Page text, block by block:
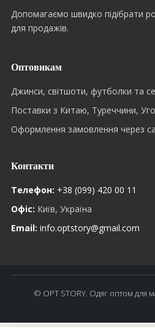
Допомагаємо швидко підібрати
для продажів.
Оптовикам
Джинси, світшоти, футболки та
Поставки з Китаю, Туреччини,
Оформлення замовлення через
Контакти
Телефон: +38 (099) 420 00 11
Офіс: Київ, Україна
Email: info.optstory@gmail.com